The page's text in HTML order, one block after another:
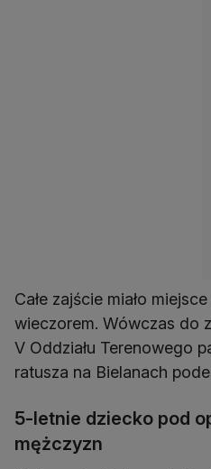
Całe zajście miało
wieczorem. Wówczas do
V Oddziału Terenowego
ratusza na Bielanach
5-letnie dziecko pod
mężczyzn